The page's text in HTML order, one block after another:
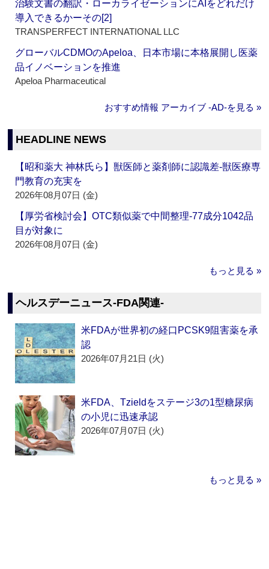
治験文書の翻訳・ローカライゼーションにAIをどれだけ
導入できるかーその[2]
TRANSPERFECT INTERNATIONAL LLC
グローバルCDMOのApeloa、日本市場に本格展開し医薬
品イノベーションを推進
Apeloa Pharmaceutical
おすすめ情報 アーカイブ ‐AD‐を見る »
HEADLINE NEWS
【昭和薬大 神林氏ら】獣医師と薬剤師に認識差‐獣医療専
門教育の充実を
2026年08月07日 (金)
【厚労省検討会】OTC類似薬で中間整理‐77成分1042品
目が対象に
2026年08月07日 (金)
もっと見る »
ヘルスデーニュース‐FDA関連‐
米FDAが世界初の経口PCSK9阻害薬を承
認
2026年07月21日 (火)
米FDA、Tzieldをステージ3の1型糖尿病
の小児に迅速承認
2026年07月07日 (火)
もっと見る »